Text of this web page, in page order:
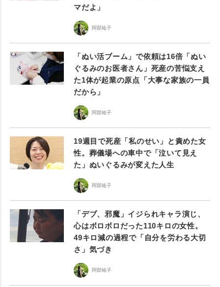
マだよ」
阿部祐子
「ぬい活ブーム」で依頼は16倍「ぬい
ぐるみのお医者さん」死産の苦悩支え
た1体が起業の原点「大事な家族の一員
だから」
阿部祐子
19週目で死産「私のせい」と責めた女
性。葬儀場への車中で「泣いて見え
た」ぬいぐるみが変えた人生
阿部祐子
「デブ、邪魔」イジられキャラ演じ、
心はボロボロだった110キロの女性。
49キロ減の過程で「自分を労わる大切
さ」気づき
阿部祐子